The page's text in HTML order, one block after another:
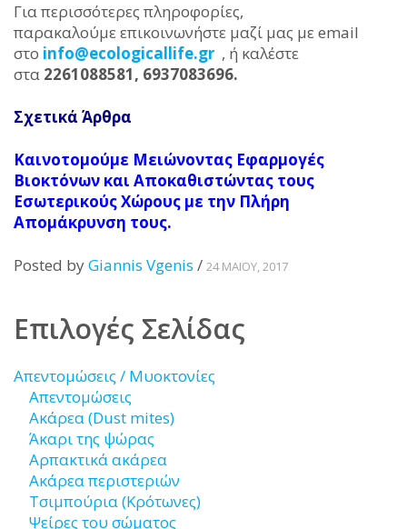
Για περισσότερες πληροφορίες,
παρακαλούμε επικοινωνήστε μαζί μας με email
στο info@ecologicallife.gr , ή καλέστε
στα 2261088581, 6937083696.
Σχετικά Άρθρα
Καινοτομούμε Μειώνοντας Εφαρμογές
Βιοκτόνων και Αποκαθιστώντας τους
Εσωτερικούς Χώρους με την Πλήρη
Απομάκρυνση τους.
Posted byGiannis Vgenis / 24 ΜΑΪ́ΟΥ, 2017
Επιλογές Σελίδας
Απεντομώσεις / Μυοκτονίες
Απεντομώσεις
Ακάρεα (Dust mites)
Άκαρι της ψώρας
Αρπακτικά ακάρεα
Ακάρεα περιστεριών
Τσιμπούρια (Κρότωνες)
Ψείρες του σώματος